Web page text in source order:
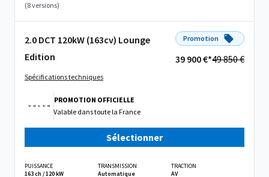
(8 versions)
2.0 DCT 120kW (163cv) Lounge
Edition
Spécifications techniques
Promotion
39 900 €*49 850 €
PROMOTION OFFICIELLE
Valable danstoute la France
Sélectionner
PUISSANCE
163 ch / 120 kW
TRANSMISSION
Automatique
TRACTION
AV